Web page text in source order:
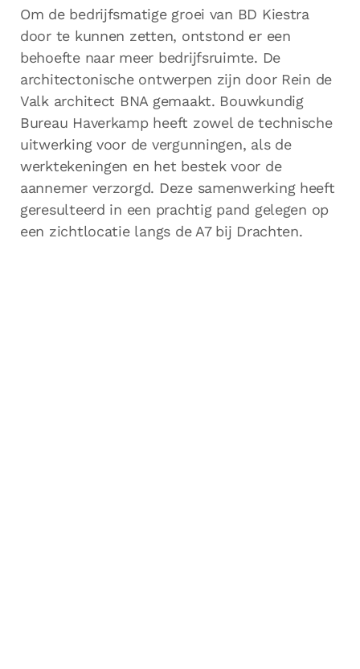
Om de bedrijfsmatige groei van BD Kiestra
door te kunnen zetten, ontstond er een
behoefte naar meer bedrijfsruimte. De
architectonische ontwerpen zijn door Rein de
Valk architect BNA gemaakt. Bouwkundig
Bureau Haverkamp heeft zowel de technische
uitwerking voor de vergunningen, als de
werktekeningen en het bestek voor de
aannemer verzorgd. Deze samenwerking heeft
geresulteerd in een prachtig pand gelegen op
een zichtlocatie langs de A7 bij Drachten.